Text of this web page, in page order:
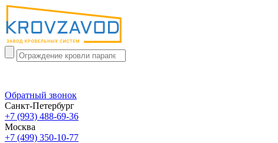
Обратный звонок
Санкт-Петербург
+7 (993) 488-69-36
Москва
+7 (499) 350-10-77